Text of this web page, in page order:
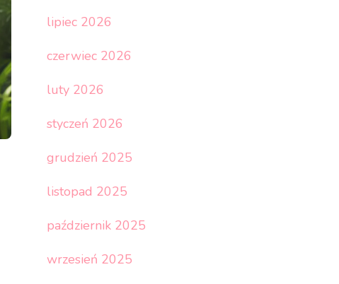
lipiec 2026
czerwiec 2026
luty 2026
styczeń 2026
grudzień 2025
listopad 2025
październik 2025
wrzesień 2025